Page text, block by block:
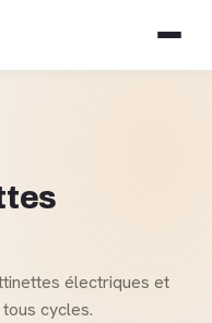
électriques et
cycles.